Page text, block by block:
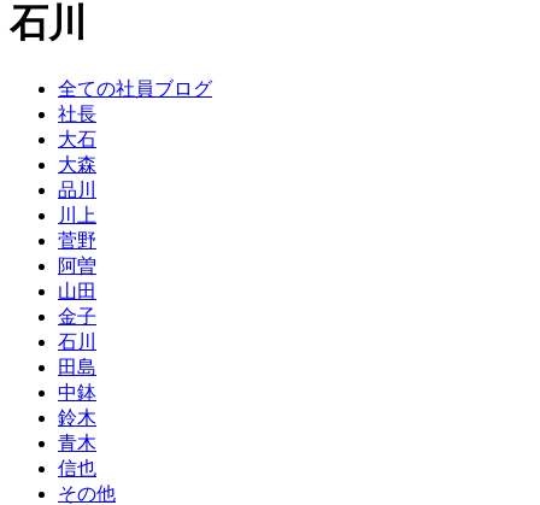
石川
全ての社員ブログ
社長
大石
大森
品川
川上
菅野
阿曽
山田
金子
石川
田島
中鉢
鈴木
青木
信也
その他